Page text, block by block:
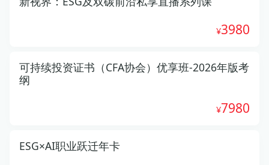
3980
可持续投资证书（CFA协会）优享班-2026年版考
纲
7980
ESG×AI职业跃迁年卡